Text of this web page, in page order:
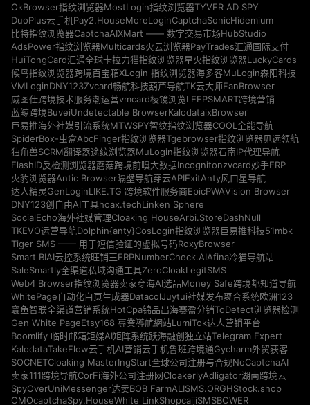
OkBrowser指纹浏览器MostLogin指纹浏览器TYVER AD SPY
DuoPlus云手机Pay2.HouseMoreLoginCaptchaSonicHidemium
比特指纹浏览器CaptchaAIXMart —— 数字交易市场HubStudio
AdsPower指纹浏览器Multicards火云浏览器PayTrades汇通国际支付
HuiTongCard汇通全球卡拉力猫指纹浏览器星火指纹浏览器LuckyCards
候鸟指纹浏览器跨境百宝箱XLogin 指纹浏览器海多客MuLogin森阳科技
VMLoginDNY123Zvcard畅航科技葫芦导航TK云大师FanBrowser
威图仕跨境技术服务潮运营vmcard棱镜浏览LEEPSMART跨境营销
蓝鲸跨境BuveiUndetectable BrowserKalodataixBrowser
巨易推海外社媒引流系统MTWSPY智纹指纹浏览器COOL全能导航
SpiderBox-虫盒AbcFinger指纹浏览器Tgebrowser指纹浏览器见远领航
独角兽SCRM翻译器途纹浏览器MuLogin指纹浏览器石南IP代理导航
FlashID反检测浏览器蘑菇跨境前嗅大数据Incognitonzvcard妙手ERP
火豹浏览器Antic Browser隔壁导航穿云APIExitAnty风口星导航
达人精灵GenLoginLIKE.TG 跨境软件服务商EpicPWAVision Browser
DNY123创自由AI工具hoax.techLinken Sphere
SocialEcho海外社媒管理Cloaking HouseArbi.StoreDashNull
TKEVO运营导航Dolphin{anty}CosLogin指纹浏览器巨易推科技51mbk
Tiger SMS —— 用于短信验证的虚拟号码RoxyBrowser
Smart BIAI云控系统旺销王ERPNumberCheck.AIAfina冷猫导航站
SaleSmartly全渠道私域沟通工具ZeroCloakLegitSMS
Web4 Browser指纹浏览器卖家穿海AI选品Money Safe跨境都知道导航
WhitePage自动化白页生成器DatacolJuytui社媒发布聚合系统欧洲123
寰鱼智联全渠道营销系统HotCpa锦品出海赛盈分销ToDetect浏览器检测
Gen White PageEtsy168 專業導航網站LumiTok达人营销平台
Boomlify 临时邮箱矩媒AI矩阵系统跃海融创独立站Telegram Expert
KalodataTakeFlow云手机AI营销云手机鲁班跨境通Gycharm外贸获客
SOCNETCloaking MasterIngStart全球公司注册与合规NoCaptchaAI
卖家111跨境导航CorFi海外公司注册网CloakerlyAdligator湖南跨境云
SpyOverUniMessenger达卖BOB FarmALISMS.ORGHStock.shop
OMOcaptchaSpy.HouseWhite LinkShopcaijiSMSBOWER